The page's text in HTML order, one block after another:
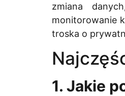
zmiana
monitorowanie
troska o
1. Jakie